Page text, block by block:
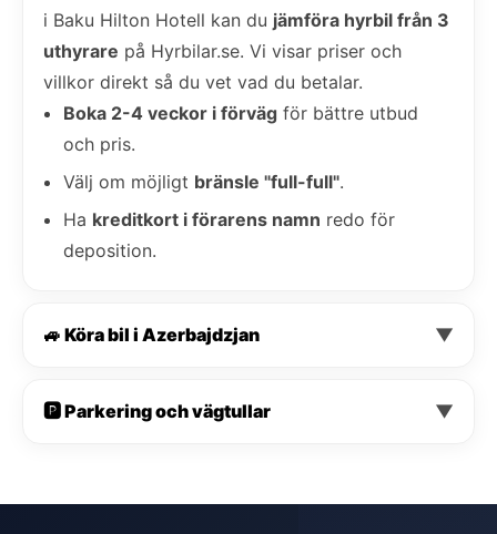
i Baku Hilton Hotell kan du jämföra hyrbil från 3
uthyrare på Hyrbilar.se. Vi visar priser och
villkor direkt så du vet vad du betalar.
Boka 2-4 veckor i förväg för bättre utbud
och pris.
Välj om möjligt bränsle "full-full".
Ha kreditkort i förarens namn redo för
deposition.
🚙 Köra bil i Azerbajdzjan ▼
🅿️ Parkering och vägtullar ▼